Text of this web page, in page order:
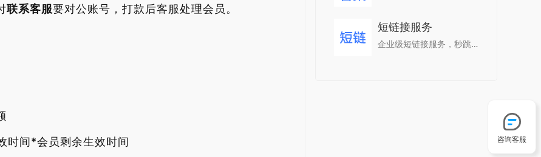
联系客服要对公账号，打款后客服处理会员。
时间*会员剩余生效时间
短链接服务
企业级短链接服务，秒跳转，支持统计，防红。
咨询客服